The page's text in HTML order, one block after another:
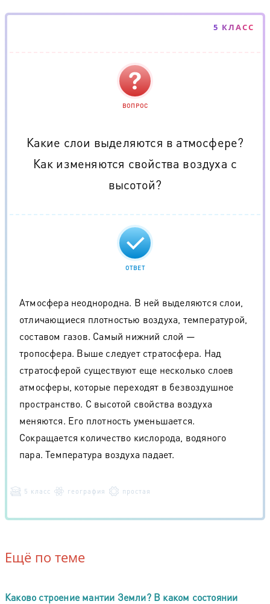
5 КЛАСС
ВОПРОС
Какие слои выделяются в атмосфере?
Как изменяются свойства воздуха с
высотой?
ОТВЕТ
Атмосфера неоднородна. В ней выделяются слои,
отличающиеся плотностью воздуха, температурой,
составом газов. Самый нижний слой —
тропосфера. Выше следует стратосфера. Над
стратосферой существуют еще несколько слоев
атмосферы, которые переходят в безвоздушное
пространство. С высотой свойства воздуха
меняются. Его плотность уменьшается.
Сокращается количество кислорода, водяного
пара. Температура воздуха падает.
5 класс география простая
Ещё по теме
Каково строение мантии Земли? В каком состоянии